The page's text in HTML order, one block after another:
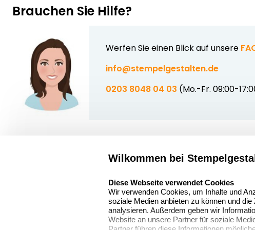
Brauchen Sie Hilfe?
Werfen Sie einen Blick auf unsere
info@stempelgestalten.de
0203 8048 04 03 (Mo.-Fr. 09:00-
Stempelgestalten.de
Über uns
Sitemap
Alle
Stempelinformationen
Wilkommen bei
Diese Webseite verwendet Cookies
Wir verwenden Cookies, um Inhalte und
soziale Medien anbieten zu können und
analysieren. Außerdem geben wir
Website an unsere Partner für soziale